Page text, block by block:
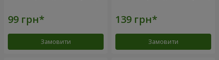
Замовити Замовити